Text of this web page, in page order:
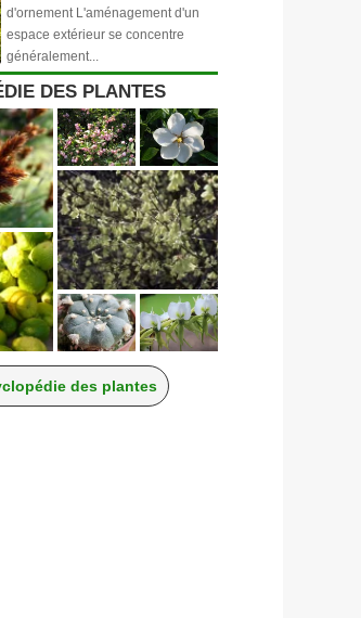
d'ornement L'aménagement d'un
espace extérieur se concentre
généralement...
DES PLANTES
des plantes